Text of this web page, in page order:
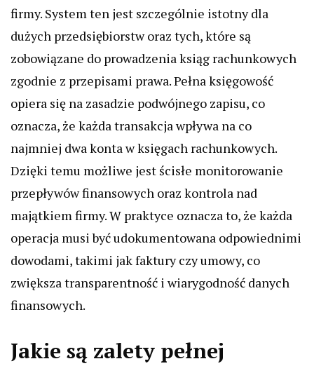
firmy. System ten jest szczególnie istotny dla
dużych przedsiębiorstw oraz tych, które są
zobowiązane do prowadzenia ksiąg rachunkowych
zgodnie z przepisami prawa. Pełna księgowość
opiera się na zasadzie podwójnego zapisu, co
oznacza, że każda transakcja wpływa na co
najmniej dwa konta w księgach rachunkowych.
Dzięki temu możliwe jest ścisłe monitorowanie
przepływów finansowych oraz kontrola nad
majątkiem firmy. W praktyce oznacza to, że każda
operacja musi być udokumentowana odpowiednimi
dowodami, takimi jak faktury czy umowy, co
zwiększa transparentność i wiarygodność danych
finansowych.
Jakie są zalety pełnej